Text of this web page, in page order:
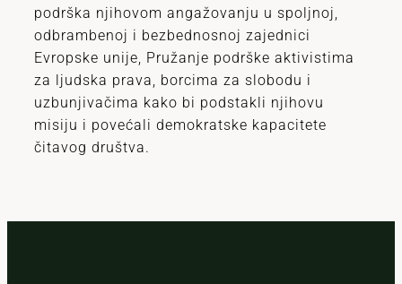
podrška njihovom angažovanju u spoljnoj,
odbrambenoj i bezbednosnoj zajednici
Evropske unije, Pružanje podrške aktivistima
za ljudska prava, borcima za slobodu i
uzbunjivačima kako bi podstakli njihovu
misiju i povećali demokratske kapacitete
čitavog društva.